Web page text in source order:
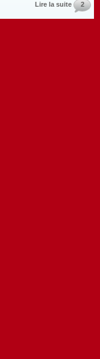
Lire la suite 2